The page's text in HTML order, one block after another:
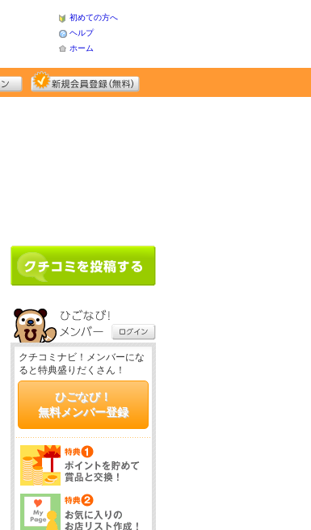
初めての方へ
ヘルプ
ホーム
クチコミナビ！メンバーにな
ると特典盛りだくさん！
ひごなび！
無料メンバー登録